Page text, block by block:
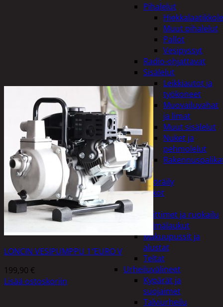
Pihalelut
Muut pihalelut
Pallot
Vesipyssyt
Radio-ohjattavat
Sisälelut
Leikkiautot ja
työkoneet
Muovailuvahat
ja limat
Muut sisälelut
Nuket ja
pehmolelut
Pelit
Polkupyöräily
Lukot
Retkeily
Keittimet ja ruokailu
Kylmälaukut
Makuupussit ja
alustat
Teltat
Urheiluvälineet
Kypärät ja
suojaimet
Talviurheilu
LONCIN VESIPUMPPU 1″EURO V
199,90 €
Lisää ostoskoriin